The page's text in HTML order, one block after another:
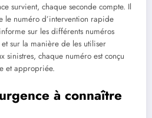
survient, chaque seconde compte. Il
le numéro d’intervention rapide
sur les différents numéros
sur la manière de les utiliser
sinistres, chaque numéro est conçu
et appropriée.
à connaître